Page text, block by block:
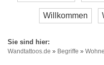
Willkommen
Wandtattoos.de » Begriffe »